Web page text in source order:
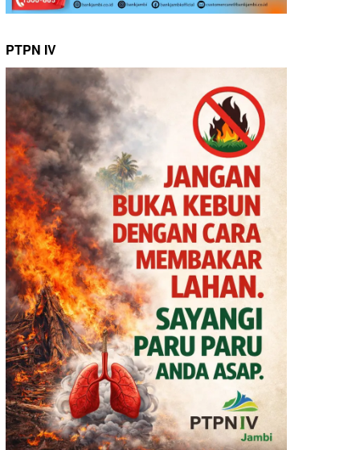
PTPN IV